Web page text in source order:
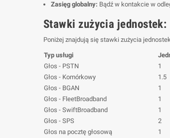
Zasięg globalny: Bądź w kontakcie w
Stawki zużycia jednostek:
Poniżej znajdują się stawki zużycia
Typ usługi
Głos - PSTN
1
Głos - Komórkowy
1.5
Głos - BGAN
1
Głos - FleetBroadband
1
Głos - SwiftBroadband
1
Głos - SPS
2
Głos na pocztę głosową
1